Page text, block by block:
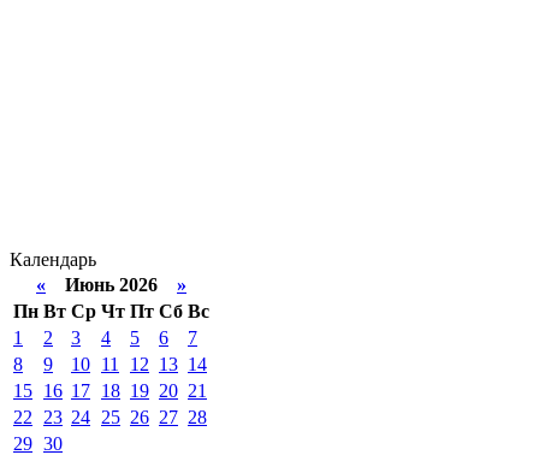
Календарь
« Июнь 2026 »
Пн Вт Ср Чт Пт Сб Вс
1
2 3 4 5 6
7
8
9 10 11 12 13 14
15 16 17 18 19 20 21
22
23 24 25 26 27 28
29 30